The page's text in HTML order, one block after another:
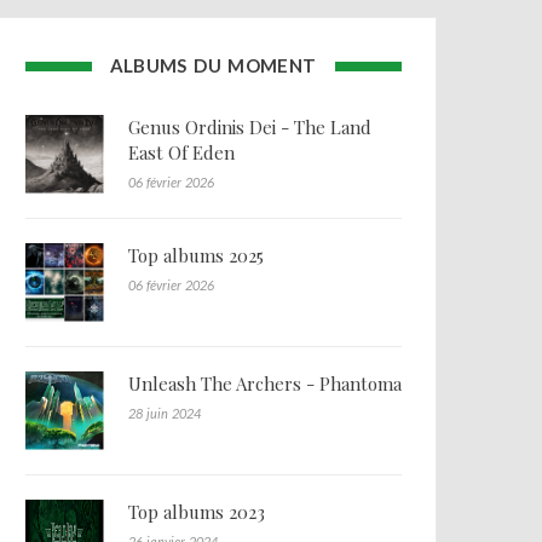
ALBUMS DU MOMENT
Genus Ordinis Dei - The Land
East Of Eden
06 février 2026
Top albums 2025
06 février 2026
Unleash The Archers - Phantoma
28 juin 2024
Top albums 2023